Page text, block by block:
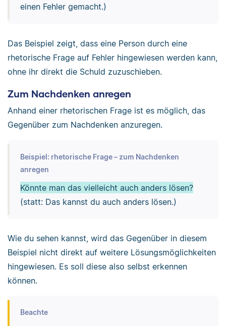
einen Fehler gemacht.)
Das Beispiel zeigt, dass eine Person durch eine
rhetorische Frage auf Fehler hingewiesen werden kann,
ohne ihr direkt die Schuld zuzuschieben.
Zum Nachdenken anregen
Anhand einer rhetorischen Frage ist es möglich, das
Gegenüber zum Nachdenken anzuregen.
Beispiel: rhetorische Frage – zum Nachdenken
anregen
Könnte man das vielleicht auch anders lösen?
(statt: Das kannst du auch anders lösen.)
Wie du sehen kannst, wird das Gegenüber in diesem
Beispiel nicht direkt auf weitere Lösungsmöglichkeiten
hingewiesen. Es soll diese also selbst erkennen
können.
Beachte